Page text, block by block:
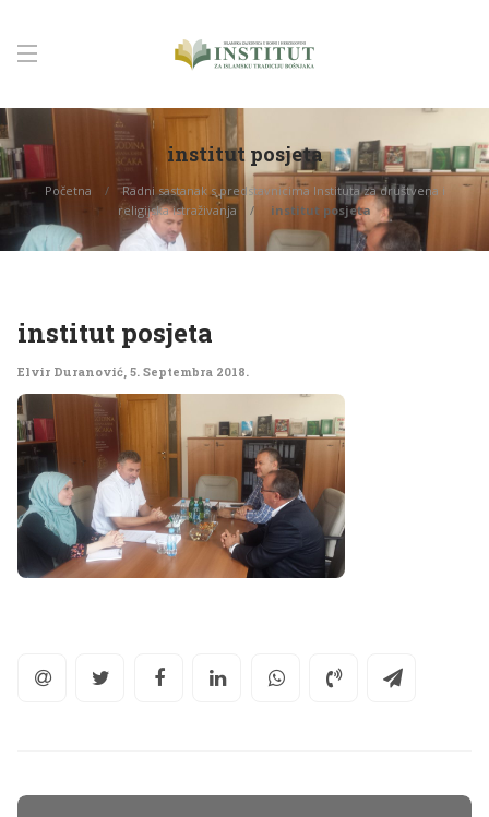
institut posjeta
Početna
Radni sastanak s predstavnicima Instituta za društvena i
religijska istraživanja
institut posjeta
institut posjeta
Elvir Duranović, 5. Septembra 2018.